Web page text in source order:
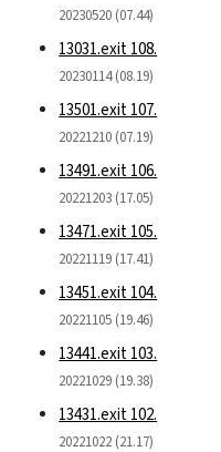
20230520 (07.44)
13031.exit 108.
20230114 (08.19)
13501.exit 107.
20221210 (07.19)
13491.exit 106.
20221203 (17.05)
13471.exit 105.
20221119 (17.41)
13451.exit 104.
20221105 (19.46)
13441.exit 103.
20221029 (19.38)
13431.exit 102.
20221022 (21.17)